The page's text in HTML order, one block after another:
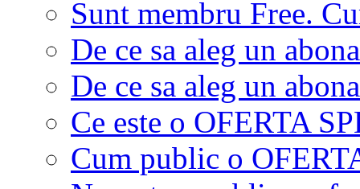
Sunt membru Free.
De ce sa aleg un
De ce sa aleg un
Ce este o OFERTA
Cum public o